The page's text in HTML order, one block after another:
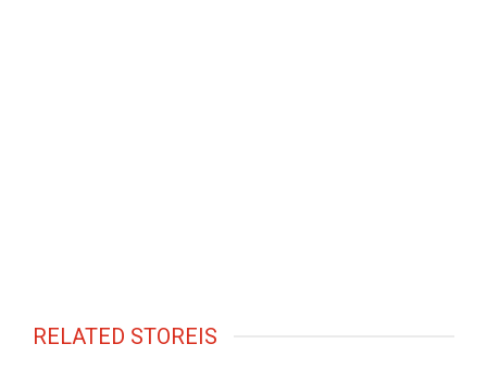
RELATED STOREIS